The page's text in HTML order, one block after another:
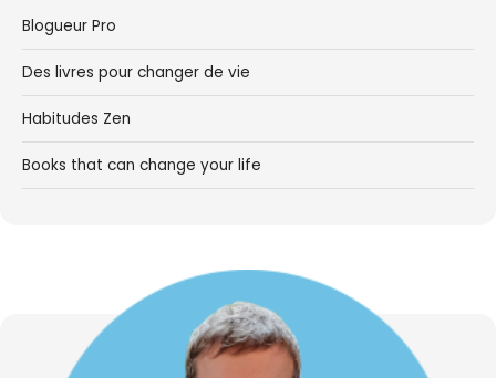
Blogueur Pro
Des livres pour changer de vie
Habitudes Zen
Books that can change your life